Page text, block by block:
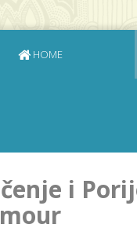
HOME
i